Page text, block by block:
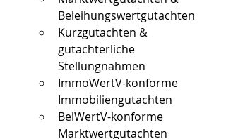
Beleihungswertgutachten
Kurzgutachten &
gutachterliche
Stellungnahmen
ImmoWertV-konforme
Immobiliengutachten
BelWertV-konforme
Marktwertgutachten